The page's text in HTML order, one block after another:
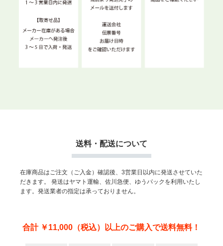
送料・配送について
在庫商品はご注文（ご入金）確認後、3営業日以内に発送させていた
だきます。
発送はヤマト運輸、佐川急便、ゆうパックを利用いたし
ます。発送業者の指定は承っておりません。
合計 ￥11,000（税込）以上のご購入で送料無料！